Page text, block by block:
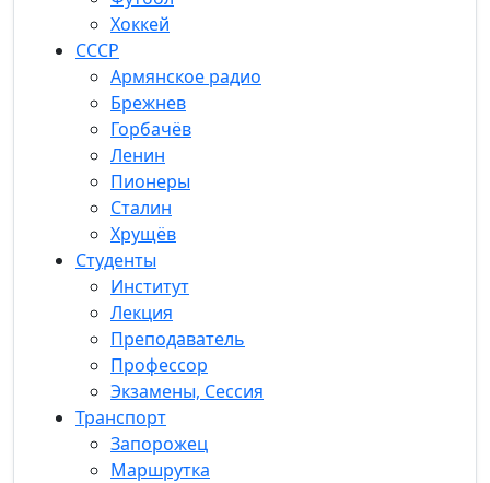
Хоккей
СССР
Армянское радио
Брежнев
Горбачёв
Ленин
Пионеры
Сталин
Хрущёв
Студенты
Институт
Лекция
Преподаватель
Профессор
Экзамены, Сессия
Транспорт
Запорожец
Маршрутка